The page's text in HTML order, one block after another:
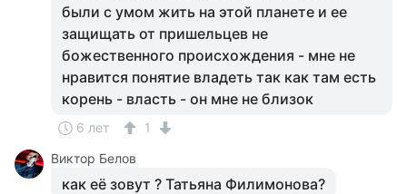
были с умом жить на этой планете и ее
защищать от пришельцев не
божественного происхождения - мне не
нравится понятие владеть так как там есть
корень - власть - он мне не близок
6 лет
1
Виктор Белов
как её зовут ? Татьяна Филимонова?